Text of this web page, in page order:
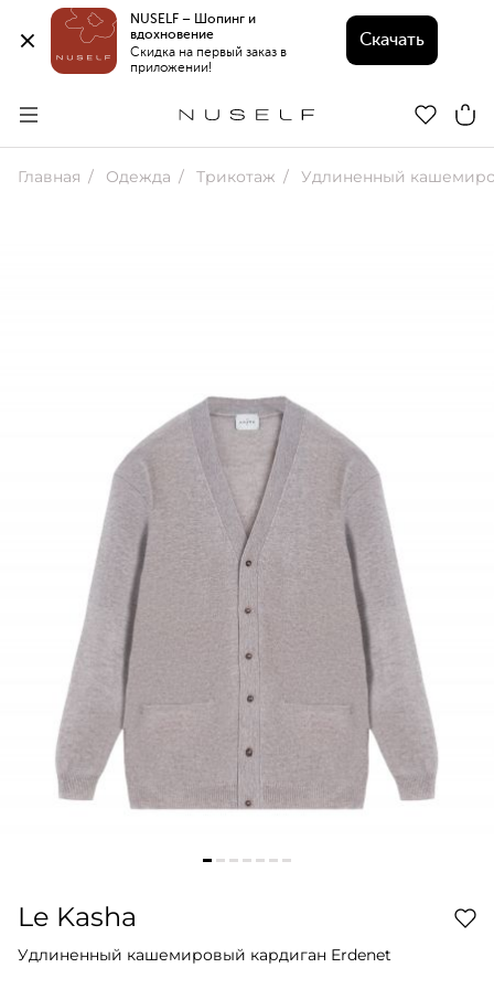
NUSELF – Шопинг и
вдохновение
Скидка на первый заказ в
приложении!
Скачать
Главная Одежда Трикотаж Удлиненный кашемировый
Le Kasha
Удлиненный кашемировый кардиган Erdenet